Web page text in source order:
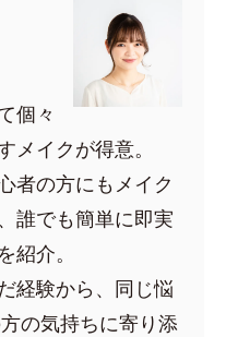
個々
メイクが得意。
者の方にもメイク
誰でも簡単に即実
紹介。
経験から、同じ悩
の気持ちに寄り添